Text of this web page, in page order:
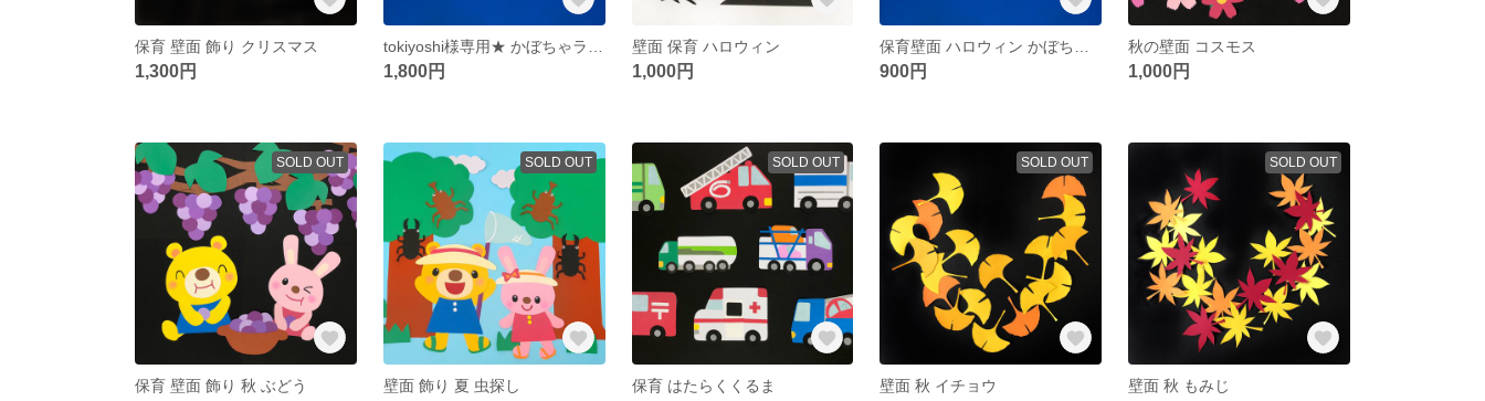
保育 壁面 飾り クリスマス
1,300円 1,800円
壁面 保育 ハロウィン
1,000円 900円
秋の壁面 コスモス
1,000円
SOLD OUT
保育 壁面 飾り 秋 ぶどう
SOLD OUT
壁面 飾り 夏 虫探し
SOLD OUT
保育 はたらくくるま
SOLD OUT
壁面 秋 イチョウ
SOLD OUT
壁面 秋 もみじ